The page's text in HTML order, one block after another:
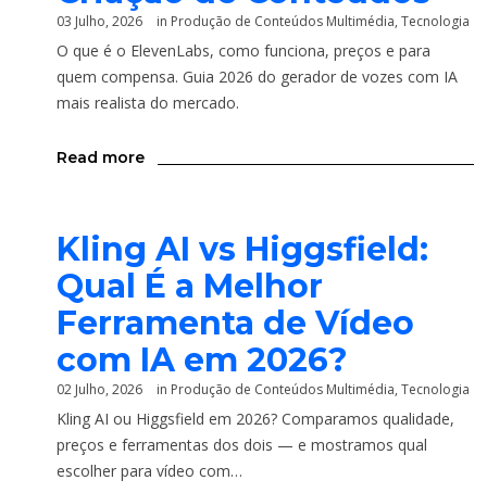
03 Julho, 2026 in Produção de Conteúdos Multimédia, Tecnologia
O que é o ElevenLabs, como funciona, preços e para
quem compensa. Guia 2026 do gerador de vozes com IA
mais realista do mercado.
Read more
Kling AI vs Higgsfield:
Qual É a Melhor
Ferramenta de Vídeo
com IA em 2026?
02 Julho, 2026 in Produção de Conteúdos Multimédia, Tecnologia
Kling AI ou Higgsfield em 2026? Comparamos qualidade,
preços e ferramentas dos dois — e mostramos qual
escolher para vídeo com…